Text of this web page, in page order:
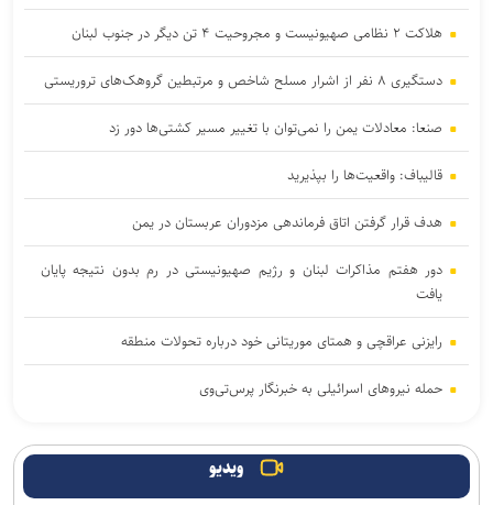
هلاکت ۲ نظامی صهیونیست و مجروحیت ۴ تن دیگر در جنوب لبنان
دستگیری ۸ نفر از اشرار مسلح شاخص و مرتبطین گروهک‌های تروریستی
صنعا: معادلات یمن را نمی‌توان با تغییر مسیر کشتی‌ها دور زد
قالیباف: واقعیت‌ها را بپذیرید
هدف قرار گرفتن اتاق‌ فرماندهی مزدوران عربستان در یمن
دور هفتم مذاکرات لبنان و رژیم صهیونیستی در رم بدون نتیجه پایان
یافت
رایزنی عراقچی و همتای موریتانی خود درباره تحولات منطقه
حمله نیروهای اسرائیلی به خبرنگار پرس‌تی‌وی
پنتاگون با افشای کمبود تسلیحات نشست برگزار می‌کند
ویدیو